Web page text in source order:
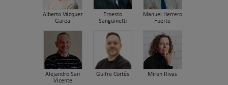
Alberto Vázquez
Garea
Ernesto
Sanguinetti
Manuel Herrero
Fuerte
Alejandro San
Vicente
Guifre Cortés Miren Rivas